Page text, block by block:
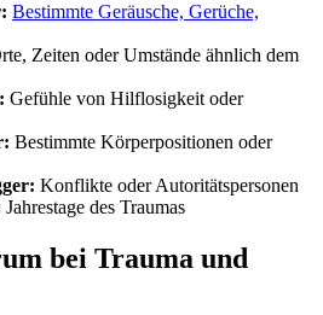
Bestimmte Geräusche, Gerüche,
Zeiten oder Umstände ähnlich dem
Gefühle von Hilflosigkeit oder
Bestimmte Körperpositionen oder
Konflikte oder Autoritätspersonen
Jahrestage des Traumas
bei Trauma und